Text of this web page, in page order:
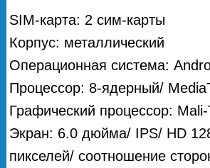
SIM-карта: 2 сим-карты
Корпус: металлический
Операционная система:
Процессор: 8-ядерный/
Графический процессор:
Экран: 6.0 дюйма/ IPS/ HD
пикселей/ соотношение